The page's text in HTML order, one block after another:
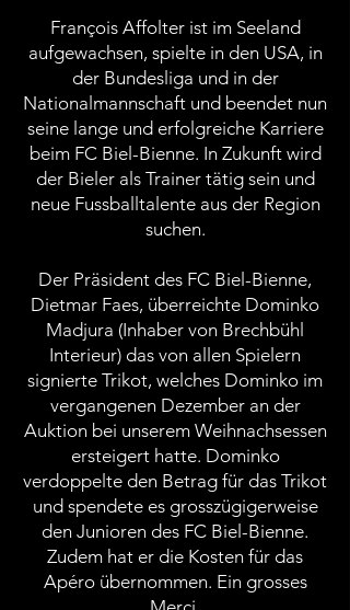
François Affolter ist im Seeland
aufgewachsen, spielte in den USA, in
der Bundesliga und in der
Nationalmannschaft und beendet nun
seine lange und erfolgreiche Karriere
beim FC Biel-Bienne. In Zukunft wird
der Bieler als Trainer tätig sein und
neue Fussballtalente aus der Region
suchen.
Der Präsident des FC Biel-Bienne,
Dietmar Faes, überreichte Dominko
Madjura (Inhaber von Brechbühl
Interieur) das von allen Spielern
signierte Trikot, welches Dominko im
vergangenen Dezember an der
Auktion bei unserem Weihnachsessen
ersteigert hatte. Dominko
verdoppelte den Betrag für das Trikot
und spendete es grosszügigerweise
den Junioren des FC Biel-Bienne.
Zudem hat er die Kosten für das
Apéro übernommen. Ein grosses